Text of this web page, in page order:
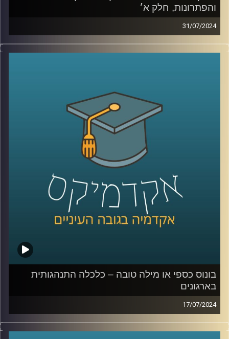
והפתרונות, חלק א׳
31/07/2024
בעשורים הקרובים צפויים שינויים רבים באקלים, דבר המהווה
אתגר לחקלאות ברחבי העולם
מאז המאה ה-18 ועד היום בני האדם ניסו להשתלט על הטבע
ובכך הבדיל את עצמינו מהציידים והלקטים של פעם.
התחלנו להשתמש בדישון , הדברה, הנדסה גנטית ועוד,
היום אנחנו יודעים שלא הצלחנו לנצח את הטבע. ומחקרים
מראים שדישון כימי פוגע בעמידות של הצמח, ובנו.
אז מה הפתרון? לחקלאות האקולוגית יש כמה תשובות
וכדי לדון בהן הצטרפה אלינו ד"ר קרני לוטן מרקוס מבית הספר
לקיימות באוניברסיטת רייכמן, חוקרת מערכות לגידול מזון
קרדיט תמונות:AudioVersity
בונוס כספי או מילה טובה – כלכלה התנהגותית
בארגונים
17/07/2024
דמיינו את התרחיש הבא:
אתם בעבודה שלכם עובדים קשה – ופתאום הבוס שלכם